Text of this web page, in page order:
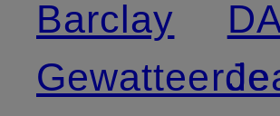
Barclay
Gewatteerde